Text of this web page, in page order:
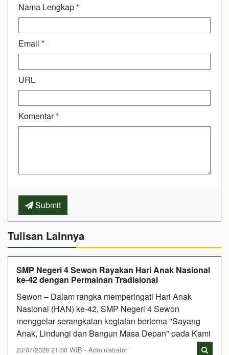
Nama Lengkap*
Email *
URL
Komentar*
Submit
Tulisan Lainnya
SMP Negeri 4 Sewon Rayakan Hari Anak Nasional
ke-42 dengan Permainan Tradisional
Sewon – Dalam rangka memperingati Hari Anak
Nasional (HAN) ke-42, SMP Negeri 4 Sewon
menggelar serangkaian kegiatan bertema "Sayang
Anak, Lindungi dan Bangun Masa Depan" pada Kami
23/07/2026 21:00 WIB - Administrator